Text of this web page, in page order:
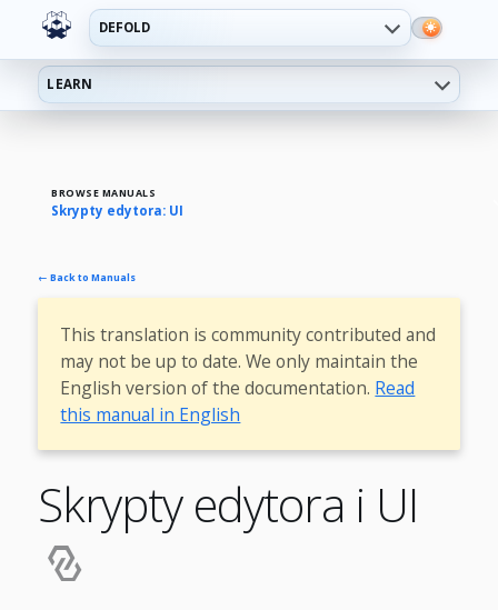
DEFOLD
LEARN
BROWSE MANUALS
Skrypty edytora: UI
← Back to Manuals
This translation is community contributed and
may not be up to date. We only maintain the
English version of the documentation. Read
this manual in English
Skrypty edytora i UI